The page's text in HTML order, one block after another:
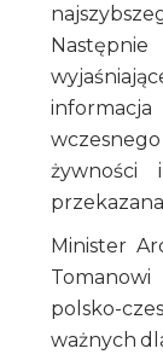
żywności
Minister
polsko-
ważnych